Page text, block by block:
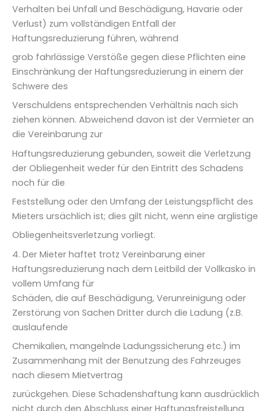
Verhalten bei Unfall und Beschädigung, Havarie oder
Verlust) zum vollständigen Entfall der
Haftungsreduzierung führen, während
grob fahrlässige Verstöße gegen diese Pflichten eine
Einschränkung der Haftungsreduzierung in einem der
Schwere des
Verschuldens entsprechenden Verhältnis nach sich
ziehen können. Abweichend davon ist der Vermieter an
die Vereinbarung zur
Haftungsreduzierung gebunden, soweit die Verletzung
der Obliegenheit weder für den Eintritt des Schadens
noch für die
Feststellung oder den Umfang der Leistungspflicht des
Mieters ursächlich ist; dies gilt nicht, wenn eine arglistige
Obliegenheitsverletzung vorliegt.
4. Der Mieter haftet trotz Vereinbarung einer
Haftungsreduzierung nach dem Leitbild der Vollkasko in
vollem Umfang für
Schäden, die auf Beschädigung, Verunreinigung oder
Zerstörung von Sachen Dritter durch die Ladung (z.B.
auslaufende
Chemikalien, mangelnde Ladungssicherung etc.) im
Zusammenhang mit der Benutzung des Fahrzeuges
nach diesem Mietvertrag
zurückgehen. Diese Schadenshaftung kann ausdrücklich